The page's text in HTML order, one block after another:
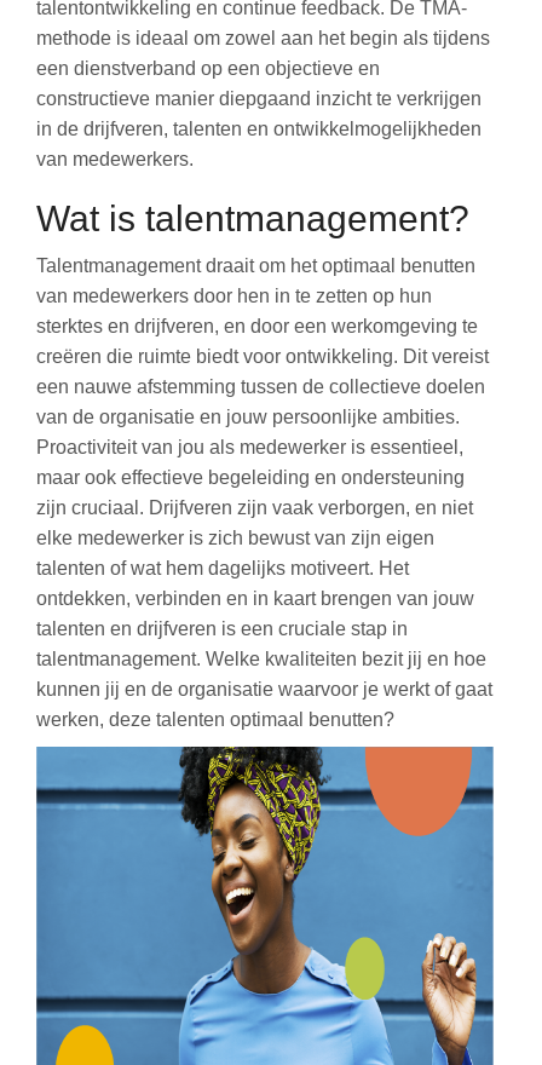
talentontwikkeling en continue feedback. De TMA-
methode is ideaal om zowel aan het begin als tijdens
een dienstverband op een objectieve en
constructieve manier diepgaand inzicht te verkrijgen
in de drijfveren, talenten en ontwikkelmogelijkheden
van medewerkers.
Wat is talentmanagement?
Talentmanagement draait om het optimaal benutten
van medewerkers door hen in te zetten op hun
sterktes en drijfveren, en door een werkomgeving te
creëren die ruimte biedt voor ontwikkeling. Dit vereist
een nauwe afstemming tussen de collectieve doelen
van de organisatie en jouw persoonlijke ambities.
Proactiviteit van jou als medewerker is essentieel,
maar ook effectieve begeleiding en ondersteuning
zijn cruciaal. Drijfveren zijn vaak verborgen, en niet
elke medewerker is zich bewust van zijn eigen
talenten of wat hem dagelijks motiveert. Het
ontdekken, verbinden en in kaart brengen van jouw
talenten en drijfveren is een cruciale stap in
talentmanagement. Welke kwaliteiten bezit jij en hoe
kunnen jij en de organisatie waarvoor je werkt of gaat
werken, deze talenten optimaal benutten?